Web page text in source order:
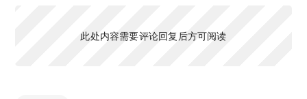
此处内容需要评论回复后方可阅读